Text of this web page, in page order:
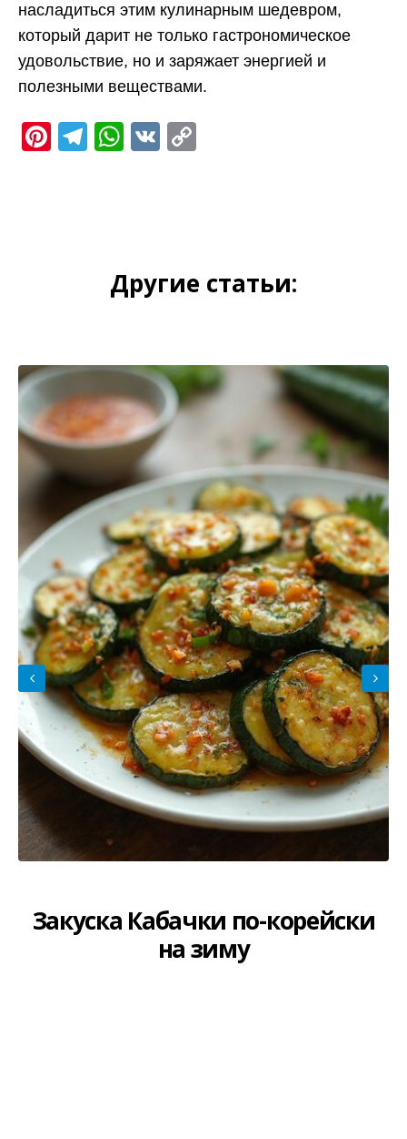
насладиться этим кулинарным шедевром,
который дарит не только гастрономическое
удовольствие, но и заряжает энергией и
полезными веществами.
Pinterest
Telegram
WhatsApp
VK
Другие статьи:
Закуска Кабачки по-корейски
на зиму